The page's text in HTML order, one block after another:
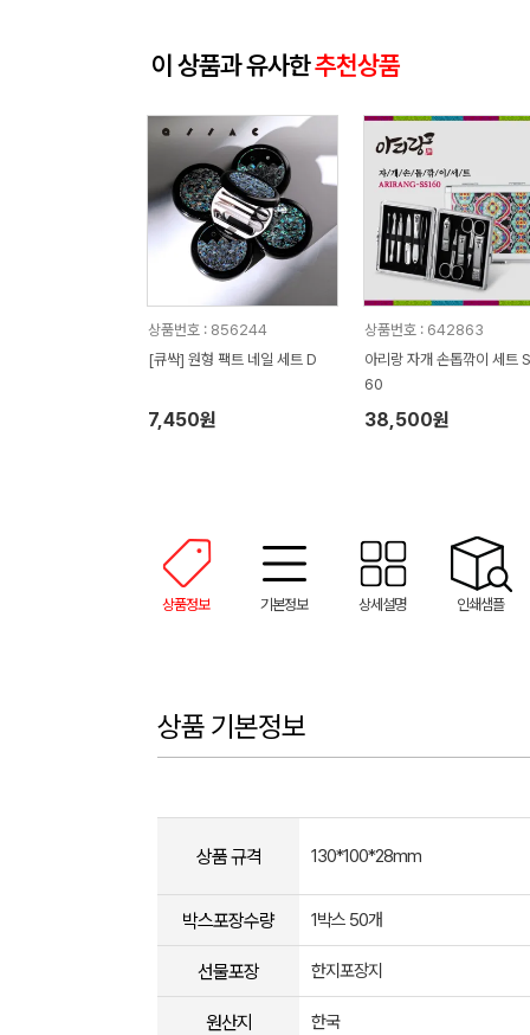
이 상품과 유사한추천상품
상품번호 : 856244
[큐싹] 원형 팩트 네일 세트 D
7,450원
상품번호 : 642863
아리랑 자개 손톱깎이 세트
60
38,500원
상품정보 기본정보 상세설명 인쇄샘플
상품 기본정보
상품 규격 130*100*28mm
박스포장수량 1박스 50개
선물포장 한지포장지
원산지 한국